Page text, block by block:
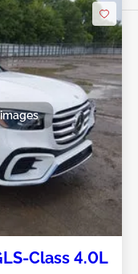
Class 4.0L